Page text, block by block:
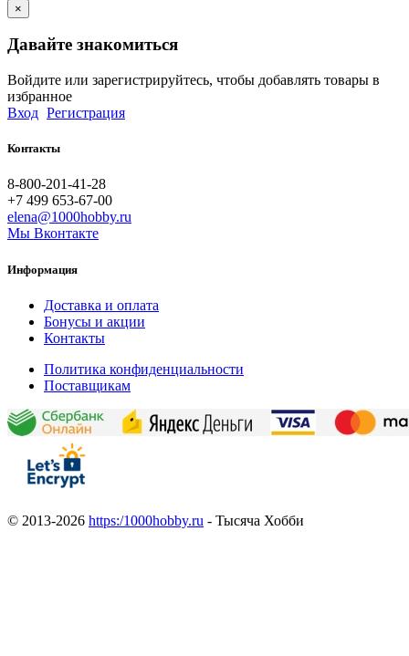
×
Давайте знакомиться
Войдите или зарегистрируйтесь, чтобы добавлять товары в
избранное
Вход Регистрация
Контакты
8-800-201-41-28
+7 499 653-67-00
elena@1000hobby.ru
Мы Вконтакте
Информация
Доставка и оплата
Бонусы и акции
Контакты
Политика конфиденциальности
Поставщикам
© 2013-2026 https:/1000hobby.ru - Тысяча Хобби